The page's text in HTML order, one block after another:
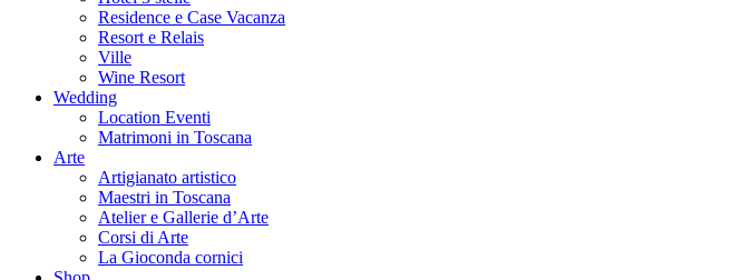
Residence e Case Vacanza
Resort e Relais
Ville
Wine Resort
Wedding
Location Eventi
Matrimoni in Toscana
Arte
Artigianato artistico
Maestri in Toscana
Atelier e Gallerie d’Arte
Corsi di Arte
La Gioconda cornici